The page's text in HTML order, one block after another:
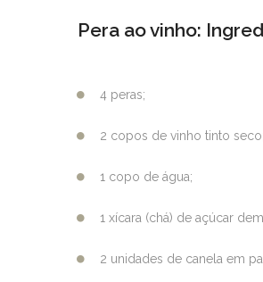
Pera ao vinho:
4 peras;
2 copos de vinho tinto seco;
1 copo de água;
1 xícara (chá) de açúcar
2 unidades de canela em